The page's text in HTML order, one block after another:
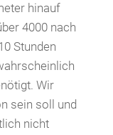
hinauf
4000 nach
Stunden
Wir
sein soll und
nicht